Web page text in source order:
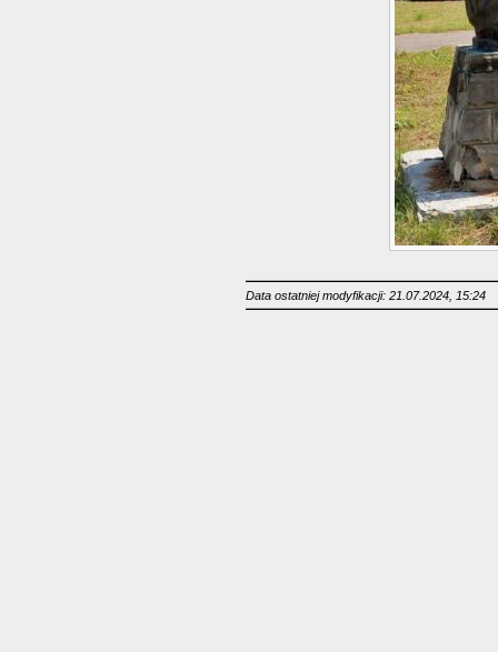
Data ostatniej modyfikacji: 21.07.2024, 15:24